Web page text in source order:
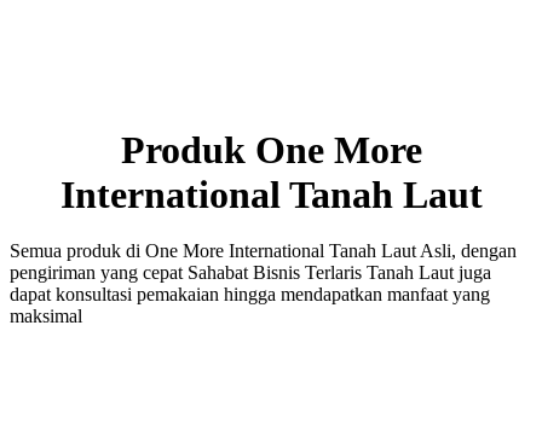
Produk One More
International Tanah Laut
Semua produk di One More International Tanah Laut Asli, dengan
pengiriman yang cepat Sahabat Bisnis Terlaris Tanah Laut juga
dapat konsultasi pemakaian hingga mendapatkan manfaat yang
maksimal